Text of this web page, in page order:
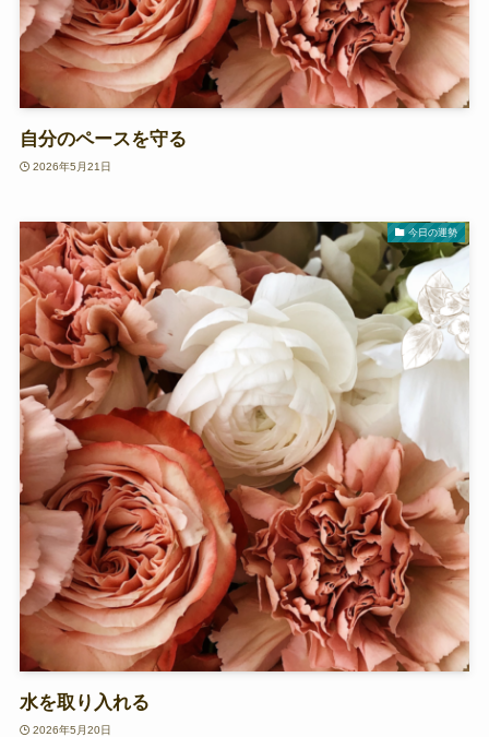
自分のペースを守る
2026年5月21日
今日の運勢
水を取り入れる
2026年5月20日